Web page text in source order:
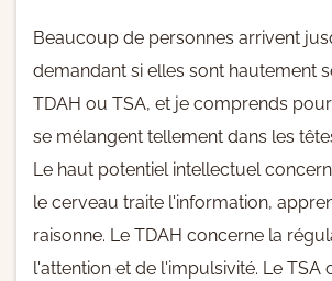
Beaucoup de personnes arrivent
demandant si elles sont hautement
TDAH ou TSA, et je comprends
se mélangent tellement dans les
Le haut potentiel intellectuel
le cerveau traite l'information,
raisonne. Le TDAH concerne la
l'attention et de l'impulsivité. Le TSA